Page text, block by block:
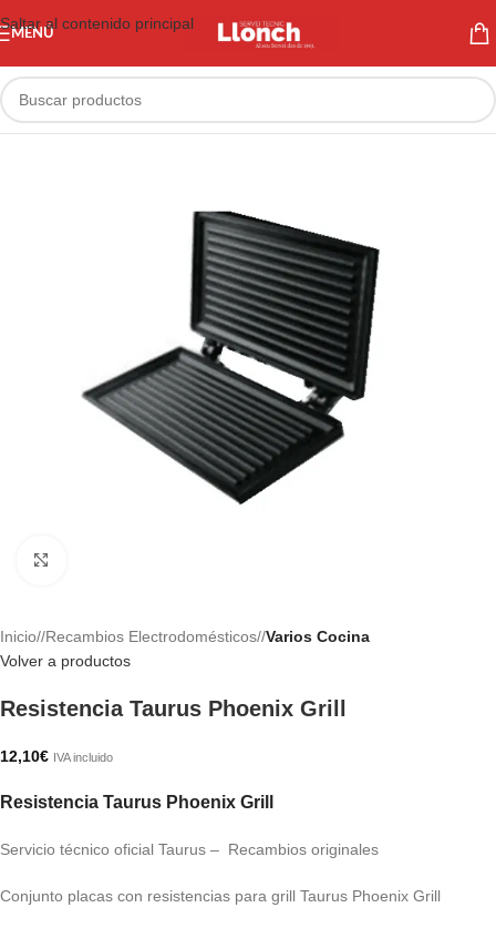
Saltar al contenido principal
MENÚ
Inicio/ Recambios Electrodomésticos/ Varios Cocina
Volver a productos
Resistencia Taurus Phoenix Grill
12,10€ IVA incluido
Resistencia Taurus Phoenix Grill
Servicio técnico oficial Taurus – Recambios originales
Conjunto placas con resistencias para grill Taurus Phoenix Grill